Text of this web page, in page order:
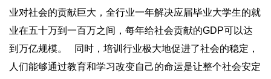
业对社会的贡献巨大，全行业一年解决应届毕业大学生的就
业在五十万到一百万之间，每年给社会贡献的GDP可以达
到万亿规模。 同时，培训行业极大地促进了社会的稳定，
人们能够通过教育和学习改变自己的命运是让整个社会安定